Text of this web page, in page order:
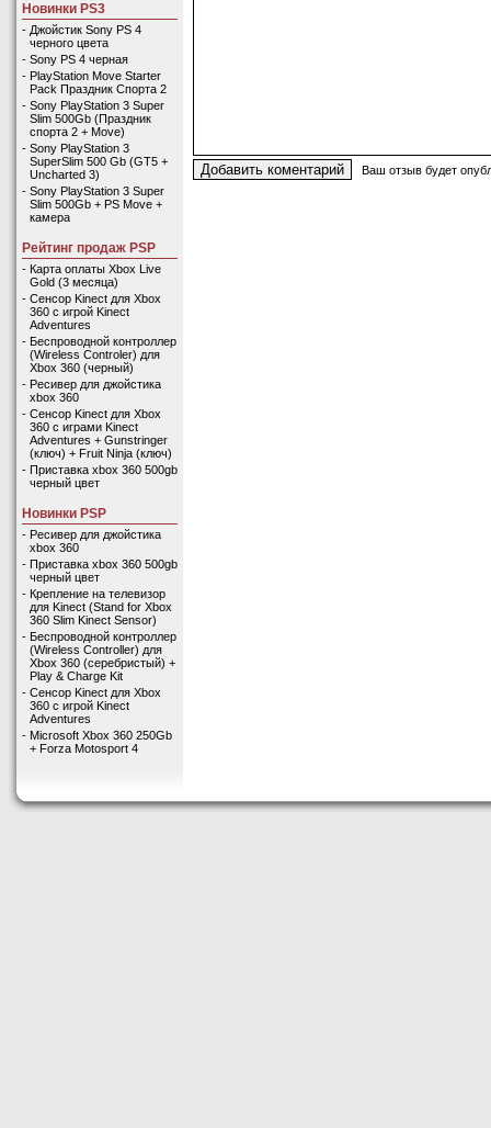
Новинки PS3
- Джойстик Sony PS 4
черного цвета
- Sony PS 4 черная
- PlayStation Move Starter
Pack Праздник Спорта 2
- Sony PlayStation 3 Super
Slim 500Gb (Праздник
спорта 2 + Move)
- Sony PlayStation 3
SuperSlim 500 Gb (GT5 +
Uncharted 3)
- Sony PlayStation 3 Super
Slim 500Gb + PS Move +
камера
Рейтинг продаж PSP
- Карта оплаты Xbox Live
Gold (3 месяца)
- Сенсор Kinect для Xbox
360 с игрой Kinect
Adventures
- Беспроводной контроллер
(Wireless Controler) для
Xbox 360 (черный)
- Ресивер для джойстика
xbox 360
- Сенсор Kinect для Xbox
360 с играми Kinect
Adventures + Gunstringer
(ключ) + Fruit Ninja (ключ)
- Приставка xbox 360 500gb
черный цвет
Новинки PSP
- Ресивер для джойстика
xbox 360
- Приставка xbox 360 500gb
черный цвет
- Крепление на телевизор
для Kinect (Stand for Xbox
360 Slim Kinect Sensor)
- Беспроводной контроллер
(Wireless Controller) для
Xbox 360 (серебристый) +
Play & Charge Kit
- Сенсор Kinect для Xbox
360 с игрой Kinect
Adventures
- Microsoft Xbox 360 250Gb
+ Forza Motosport 4
Ваш отзыв будет